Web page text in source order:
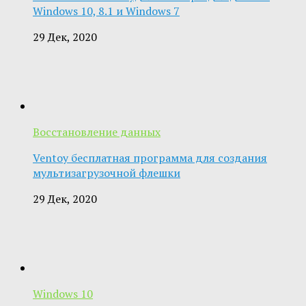
Windows 10, 8.1 и Windows 7
29 Дек, 2020
Восстановление данных
Ventoy бесплатная программа для создания
мультизагрузочной флешки
29 Дек, 2020
Windows 10